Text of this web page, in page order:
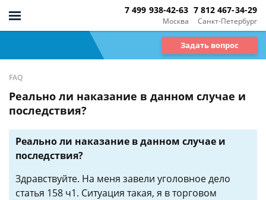
Москва
7 499 938-42-63
Санкт-Петербург
7 812 467-34-29
Задать вопрос
FAQ
Реально ли наказание в данном случае и
последствия?
Реально ли наказание в данном случае и
последствия?
Здравствуйте. На меня завели уголовное дело
статья 158 ч1. Ситуация такая, я в торговом